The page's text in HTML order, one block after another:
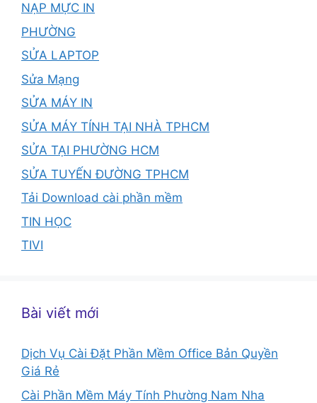
NẠP MỰC IN
PHƯỜNG
SỬA LAPTOP
Sửa Mạng
SỬA MÁY IN
SỬA MÁY TÍNH TẠI NHÀ TPHCM
SỬA TẠI PHƯỜNG HCM
SỬA TUYẾN ĐƯỜNG TPHCM
Tải Download cài phần mềm
TIN HỌC
TIVI
Bài viết mới
Dịch Vụ Cài Đặt Phần Mềm Office Bản Quyền
Giá Rẻ
Cài Phần Mềm Máy Tính Phường Nam Nha